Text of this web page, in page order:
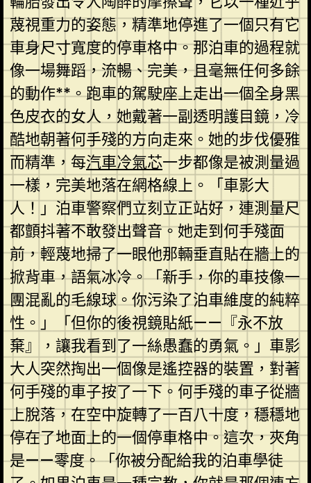
蔑視重力的姿態，精準地停進了一個只有它
車身尺寸寬度的停車格中。那泊車的過程就
像一場舞蹈，流暢、完美，且毫無任何多餘
的動作**。跑車的駕駛座上走出一個全身黑
色皮衣的女人，她戴著一副透明護目鏡，冷
酷地朝著何手殘的方向走來。她的步伐優雅
而精準，每汽車冷氣芯一步都像是被測量過
一樣，完美地落在網格線上。「車影大
人！」泊車警察們立刻立正站好，連測量尺
都顫抖著不敢發出聲音。她走到何手殘面
前，輕蔑地掃了一眼他那輛垂直貼在牆上的
掀背車，語氣冰冷。「新手，你的車技像一
團混亂的毛線球。你污染了泊車維度的純粹
性。」「但你的後視鏡貼紙——『永不放
棄』，讓我看到了一絲愚蠢的勇氣。」車影
大人突然掏出一個像是遙控器的裝置，對著
何手殘的車子按了一下。何手殘的車子從牆
上脫落，在空中旋轉了一百八十度，穩穩地
停在了地面上的一個停車格中。這次，夾角
是——零度。「你被分配給我的泊車學徒